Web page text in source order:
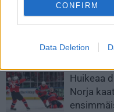
CONFIRM
Data Deletion
Tässä
Huikeaa
Norja